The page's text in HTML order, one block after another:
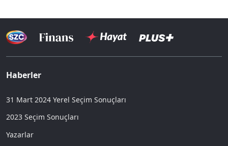
Haberler
31 Mart 2024 Yerel Seçim Sonuçları
2023 Seçim Sonuçları
Yazarlar